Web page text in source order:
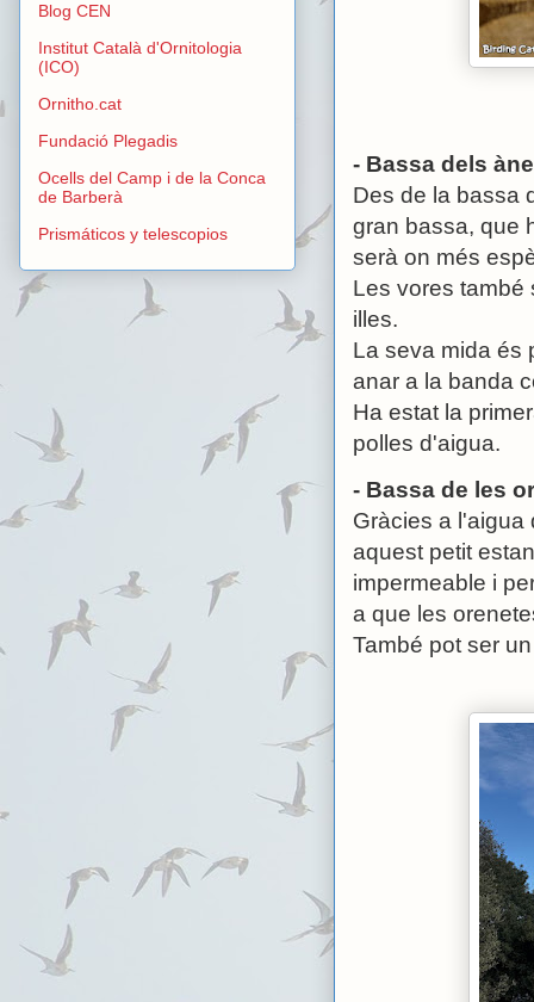
- Bassa dels
Des de la bassa
gran bassa, que
serà on més
Les vores també
illes.
La seva mida és
anar a la banda
Ha estat la
polles d'aigua.
- Bassa de les
Gràcies a l'aigua
aquest petit
impermeable i
a que les
També pot ser
Blog CEN
Institut Català d'Ornitologia
(ICO)
Ornitho.cat
Fundació Plegadis
Ocells del Camp i de la Conca
de Barberà
Prismáticos y telescopios